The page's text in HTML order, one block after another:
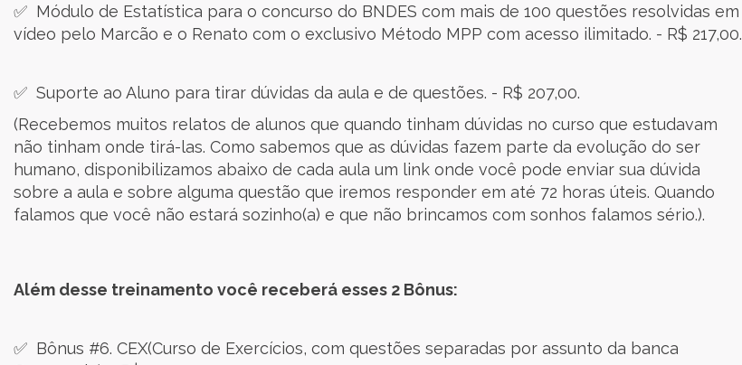
✅ Módulo de Estatística para o concurso do BNDES com mais de 100 questões resolvidas em
vídeo pelo Marcão e o Renato com o exclusivo Método MPP com acesso ilimitado. - R$ 217,00.
✅ Suporte ao Aluno para tirar dúvidas da aula e de questões. - R$ 207,00.
(Recebemos muitos relatos de alunos que quando tinham dúvidas no curso que estudavam
não tinham onde tirá-las. Como sabemos que as dúvidas fazem parte da evolução do ser
humano, disponibilizamos abaixo de cada aula um link onde você pode enviar sua dúvida
sobre a aula e sobre alguma questão que iremos responder em até 72 horas úteis. Quando
falamos que você não estará sozinho(a) e que não brincamos com sonhos falamos sério.).
Além desse treinamento você receberá esses 2 Bônus:
✅ Bônus #6. CEX(Curso de Exercícios, com questões separadas por assunto da banca